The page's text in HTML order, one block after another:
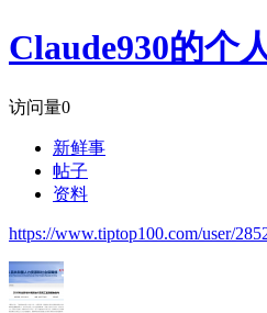
Claude930的个
访问量0
新鲜事
帖子
资料
https://www.tiptop100.com/user/